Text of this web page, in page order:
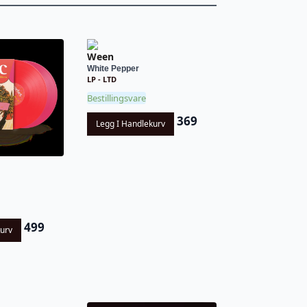
499
Ween
White Pepper
LP - LTD
Bestillingsvare
Legg I Handlekurv 369